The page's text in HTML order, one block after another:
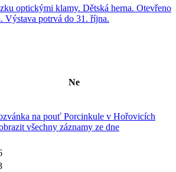
optickými klamy. Dětská herna. Otevřeno
Výstava potrvá do 31. října.
Ne
na pouť Porcinkule v Hořovicích
všechny záznamy ze dne